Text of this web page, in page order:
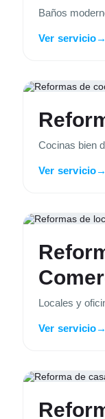
Baños
Ver servicio→
Cocinas bien
Ver servicio→
Locales y
Ver servicio→